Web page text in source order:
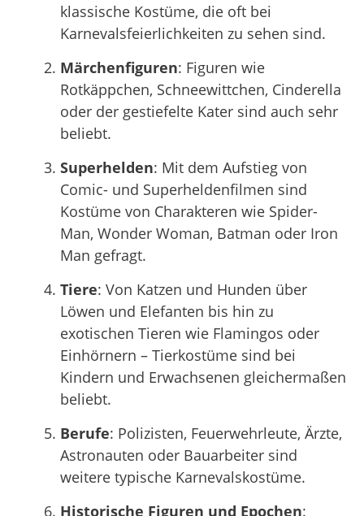
klassische Kostüme, die oft bei
Karnevalsfeierlichkeiten zu sehen sind.
Märchenfiguren: Figuren wie
Rotkäppchen, Schneewittchen, Cinderella
oder der gestiefelte Kater sind auch sehr
beliebt.
Superhelden: Mit dem Aufstieg von
Comic- und Superheldenfilmen sind
Kostüme von Charakteren wie Spider-
Man, Wonder Woman, Batman oder Iron
Man gefragt.
Tiere: Von Katzen und Hunden über
Löwen und Elefanten bis hin zu
exotischen Tieren wie Flamingos oder
Einhörnern – Tierkostüme sind bei
Kindern und Erwachsenen gleichermaßen
beliebt.
Berufe: Polizisten, Feuerwehrleute, Ärzte,
Astronauten oder Bauarbeiter sind
weitere typische Karnevalskostüme.
Historische Figuren und Epochen: